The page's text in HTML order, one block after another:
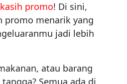
promo! Di sini,
promo menarik yang
jadi lebih
atau barang
Semua ada di